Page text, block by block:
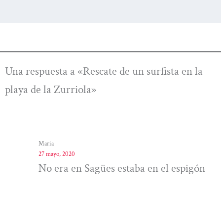
Una respuesta a «Rescate de un surfista en la
playa de la Zurriola»
Maria
27 mayo, 2020
No era en Sagües estaba en el espigón